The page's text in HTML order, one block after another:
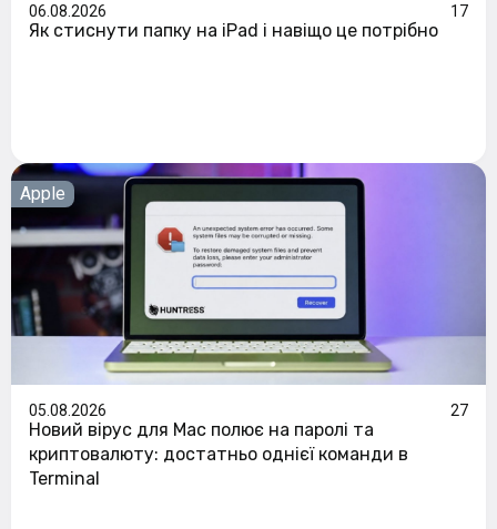
06.08.2026 17
Як стиснути папку на iPad і навіщо це потрібно
Apple
05.08.2026 27
Новий вірус для Mac полює на паролі та
криптовалюту: достатньо однієї команди в
Terminal